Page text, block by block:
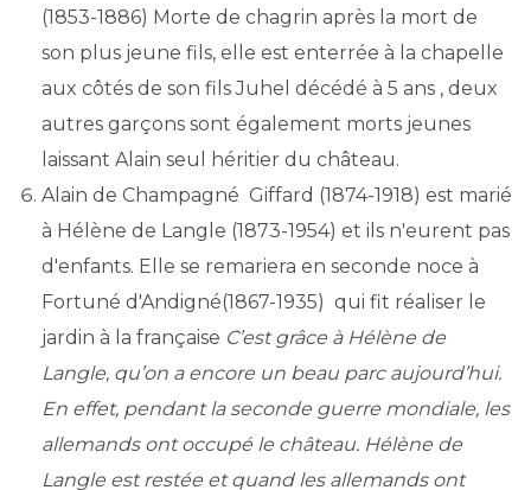
(1853-1886) Morte de chagrin après la mort de
son plus jeune fils, elle est enterrée à la chapelle
aux côtés de son fils Juhel décédé à 5 ans , deux
autres garçons sont également morts jeunes
laissant Alain seul héritier du château.
Alain de Champagné Giffard (1874-1918) est marié
à Hélène de Langle (1873-1954) et ils n'eurent pas
d'enfants. Elle se remariera en seconde noce à
Fortuné d'Andigné(1867-1935) qui fit réaliser le
jardin à la française C’est grâce à Hélène de
Langle, qu’on a encore un beau parc aujourd’hui.
En effet, pendant la seconde guerre mondiale, les
allemands ont occupé le château. Hélène de
Langle est restée et quand les allemands ont